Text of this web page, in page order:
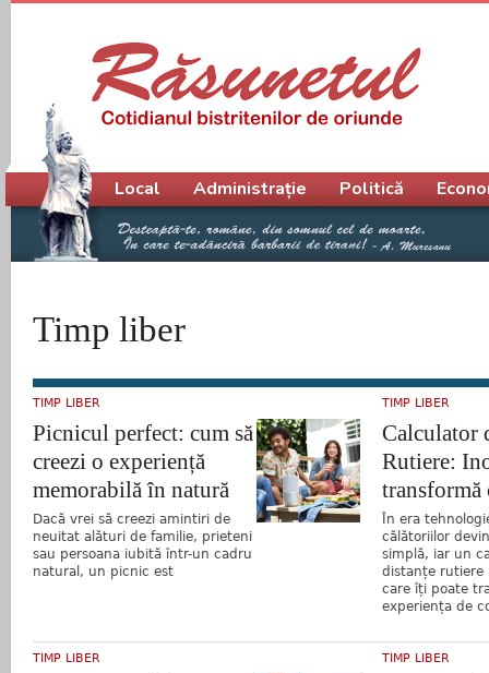
Timp liber
TIMP LIBER
Picnicul perfect: cum să
creezi o experiență
memorabilă în natură
Dacă vrei să creezi amintiri de
neuitat alături de familie, prieteni
sau persoana iubită într-un cadru
natural, un picnic est
TIMP LIBER
Calculator
Rutiere:
În era
călătoriilor
simplă, iar un
distanțe rutiere
care îți poate
experiența de
TIMP LIBER TIMP LIBER
Meniu principal
Local Administrație Politică